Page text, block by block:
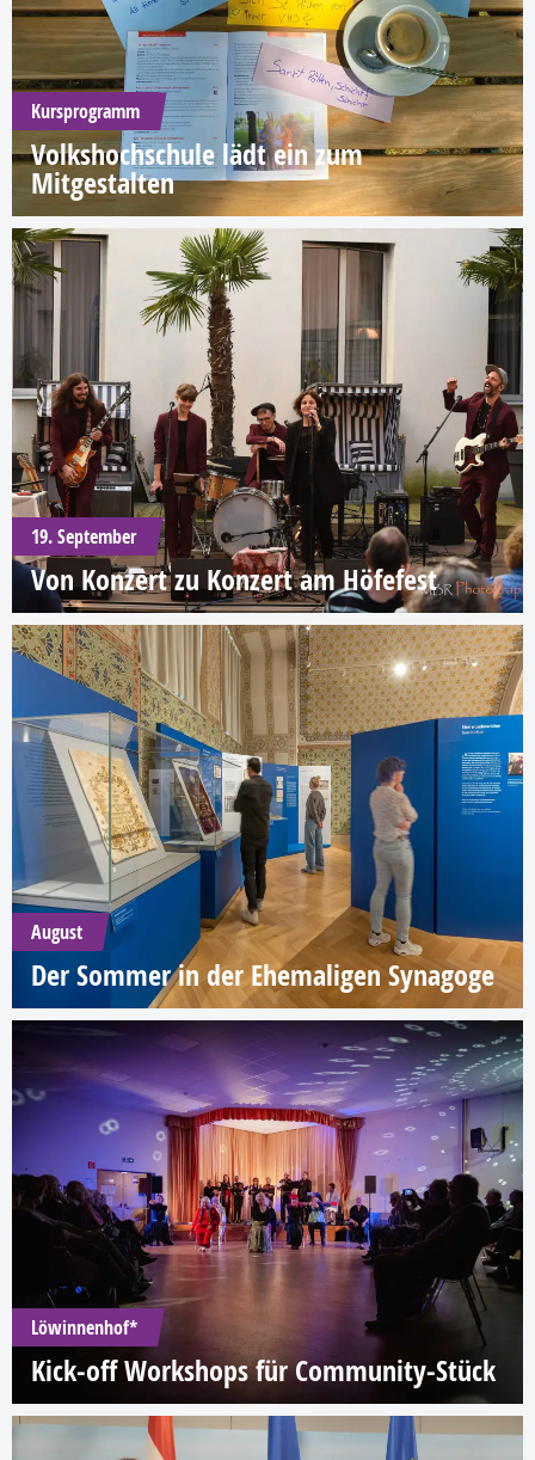
Kursprogramm
Volkshochschule lädt ein zum
Mitgestalten
19. September
Von Konzert zu Konzert am Höfefest
August
Der Sommer in der Ehemaligen Synagoge
Löwinnenhof*
Kick-off Workshops für Community-Stück